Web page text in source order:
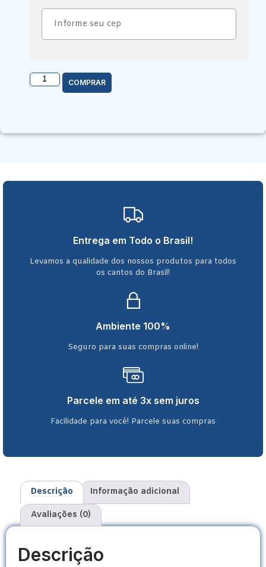
COMPRAR
Entrega em Todo o Brasil!
Levamos a qualidade dos nossos produtos para todos
os cantos do Brasil!
Ambiente 100%
Seguro para suas compras online!
Parcele em até 3x sem juros
Facilidade para você! Parcele suas compras
Descrição Informação adicional
Avaliações (0)
Descrição